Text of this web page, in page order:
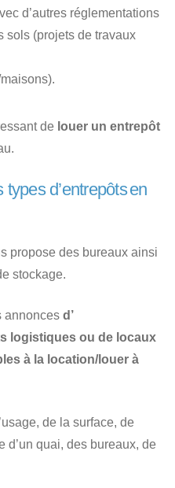
d’autres réglementations
sols (projets de travaux
de louer un entrepôt
d’entrepôts en
propose des bureaux ainsi
stockage.
annonces d’
logistiques ou de locaux
à la location/louer à
de la surface, de
d’un quai, des bureaux, de